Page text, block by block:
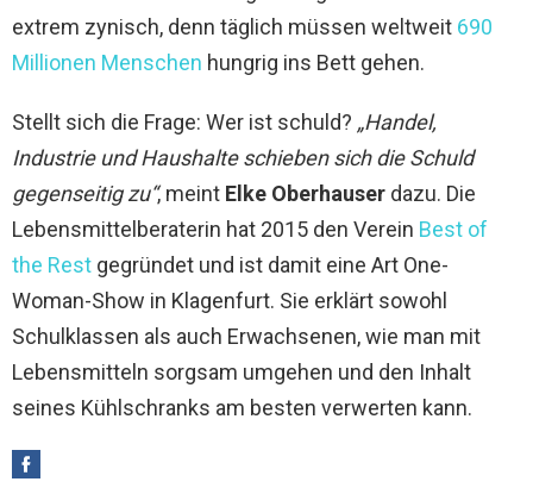
extrem zynisch, denn täglich müssen weltweit 690
Millionen Menschen hungrig ins Bett gehen.
Stellt sich die Frage: Wer ist schuld? „Handel,
Industrie und Haushalte schieben sich die Schuld
gegenseitig zu“, meint Elke Oberhauser dazu. Die
Lebensmittelberaterin hat 2015 den Verein Best of
the Rest gegründet und ist damit eine Art One-
Woman-Show in Klagenfurt. Sie erklärt sowohl
Schulklassen als auch Erwachsenen, wie man mit
Lebensmitteln sorgsam umgehen und den Inhalt
seines Kühlschranks am besten verwerten kann.